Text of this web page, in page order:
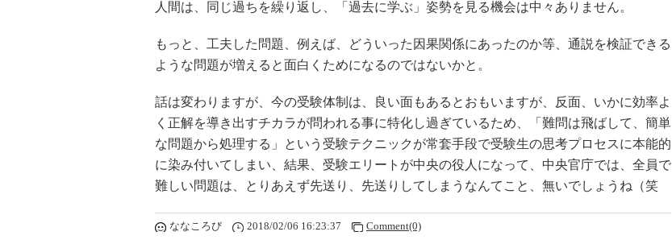
人間は、同じ過ちを繰り返し、「過去に学ぶ」姿勢を見る機会は中々ありません。
もっと、工夫した問題、例えば、どういった因果関係にあったのか等、通説を検証できる
ような問題が増えると面白くためになるのではないかと。
話は変わりますが、今の受験体制は、良い面もあるとおもいますが、反面、いかに効率よ
く正解を導き出すチカラが問われる事に特化し過ぎているため、「難問は飛ばして、簡単
な問題から処理する」という受験テクニックが常套手段で受験生の思考プロセスに本能的
に染み付いてしまい、結果、受験エリートが中央の役人になって、中央官庁では、全員で
難しい問題は、とりあえず先送り、先送りしてしまうなんてこと、無いでしょうね（笑
ななころび 2018/02/06 16:23:37 Comment(0)